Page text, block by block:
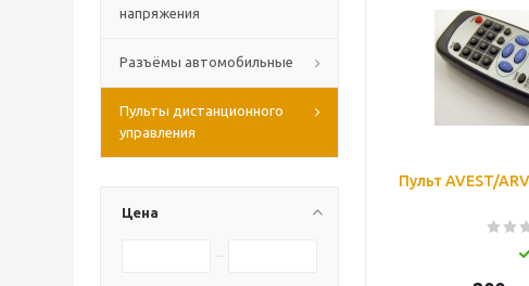
напряжения
Разъёмы автомобильные
Пульты дистанционного
управления
Цена
Пульт AVEST/